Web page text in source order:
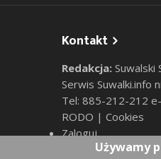
Kontakt
Redakcja: Suwalski
Serwis Suwalki.info
Tel: 885-212-212
RODO | Cookies
User account
Zaloguj
Używamy